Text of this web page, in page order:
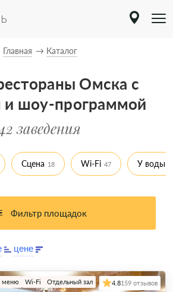
Главная Каталог
Омска с
шоу-программой
заведения
Сцена 18 Wi-Fi 47 У воды
Фильтр площадок
меню Wi-Fi Отдельный зал 4.8159 отзывов